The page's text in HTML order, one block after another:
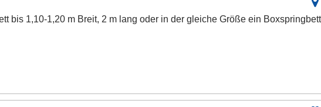
bis 1,10-1,20 m Breit, 2 m lang oder in der gleiche Größe ein Boxspringbett